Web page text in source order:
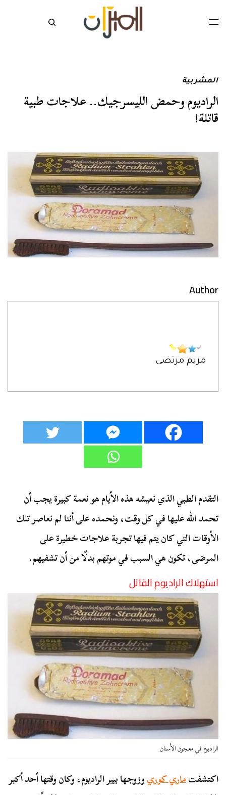
المشربية
الراديوم وحمض الليسرجيك.. علاجات طبية
قاتلة!
Author
مريم مرتضى
التقدم الطبي الذي نعيشه هذه الأيام هو نعمة كبيرة يجب أن
تحمد الله عليها في كل وقت، ونحمده على أننا لم نعاصر تلك
الأوقات التي كان يتم فيها تجربة علاجات خطيرة على
المرضى، تكون هي السبب في موتهم بدلًا من أن تشفيهم.
استهلاك الراديوم القاتل
الراديوم في معجون الأسنان
اكتشفتماري كوريوزوجها بيير الراديوم، وكان وقتها أحد أكبر